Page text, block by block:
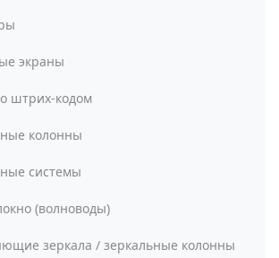
экраны
штрих-кодом
колонны
системы
(волноводы)
зеркала / зеркальные колонны